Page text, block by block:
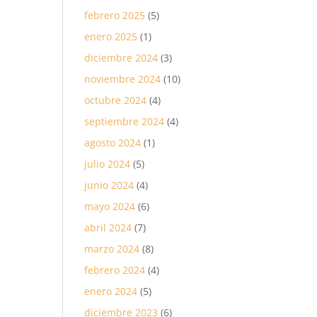
febrero 2025 (5)
enero 2025 (1)
diciembre 2024 (3)
noviembre 2024 (10)
octubre 2024 (4)
septiembre 2024 (4)
agosto 2024 (1)
julio 2024 (5)
junio 2024 (4)
mayo 2024 (6)
abril 2024 (7)
marzo 2024 (8)
febrero 2024 (4)
enero 2024 (5)
diciembre 2023 (6)